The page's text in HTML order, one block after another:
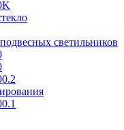
светильников